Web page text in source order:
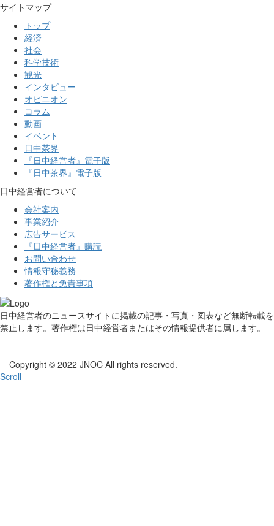
サイトマップ
トップ
経済
社会
科学技術
観光
インタビュー
オピニオン
コラム
動画
イベント
日中茶界
『日中経営者』電子版
『日中茶界』電子版
日中経営者について
会社案内
事業紹介
広告サービス
『日中経営者』購読
お問い合わせ
情報守秘義務
著作権と免責事項
日中経営者のニュースサイトに掲載の記事・写真・図表など無断転載を
禁止します。著作権は日中経営者またはその情報提供者に属します。
Copyright © 2022 JNOC All rights reserved.
Scroll